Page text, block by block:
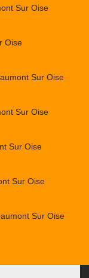
Sur Oise
Oise
Sur Oise
Sur Oise
Sur Oise
Sur Oise
Sur Oise